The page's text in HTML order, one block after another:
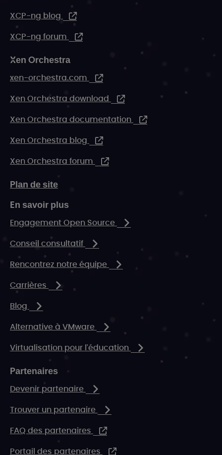
XCP-ng blog
XCP-ng forum
Xen Orchestra
xen-orchestra.com
Xen Orchestra download
Xen Orchestra documentation
Xen Orchestra blog
Xen Orchestra forum
Plan de site
En savoir plus
Engagement Open Source
Conseil consultatif
Rencontrez notre équipe
Carrières
Blog
Alternative à VMware
Virtualisation pour l'éducation
Partenaires
Devenir partenaire
Trouver un partenaire
FAQ des partenaires
Portail des partenaires